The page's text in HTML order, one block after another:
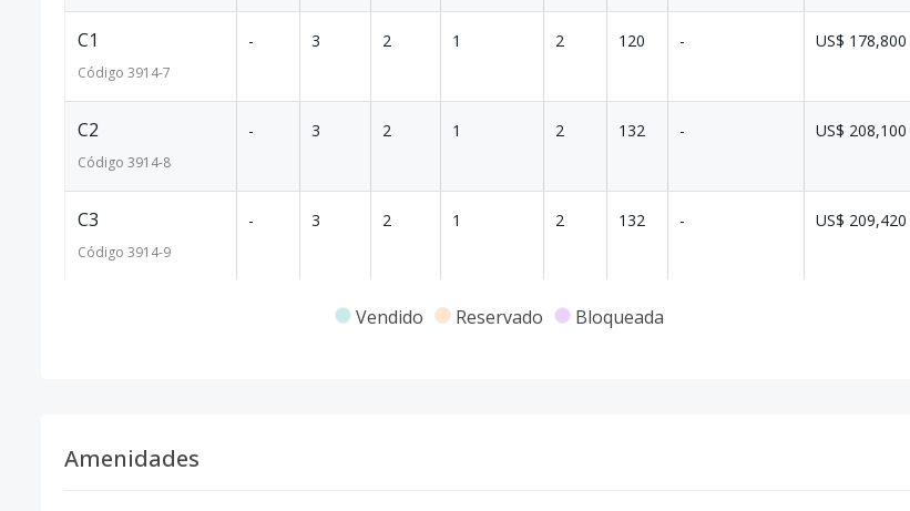
C1
Código 3914-7
- 3 2 1 2 120 - US$ 178,800
C2
Código 3914-8
- 3 2 1 2 132 - US$ 208,100
C3
Código 3914-9
- 3 2 1 2 132 - US$ 209,420
2 1 2 132
Vendido Reservado Bloqueada
Amenidades